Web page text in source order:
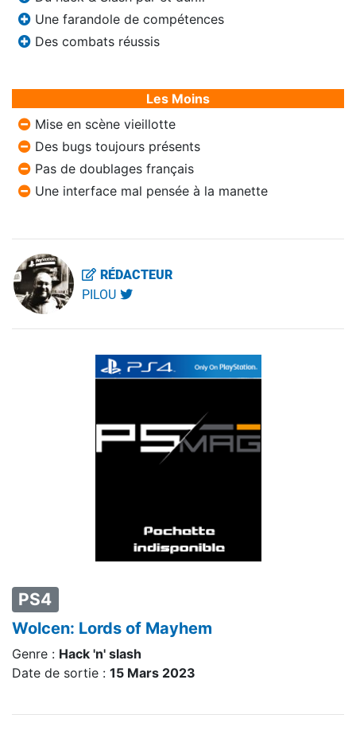
Une farandole de compétences
Des combats réussis
Les Moins
Mise en scène vieillotte
Des bugs toujours présents
Pas de doublages français
Une interface mal pensée à la manette
RÉDACTEUR
PILOU
PS4
Wolcen: Lords of Mayhem
Genre : Hack 'n' slash
Date de sortie : 15 Mars 2023